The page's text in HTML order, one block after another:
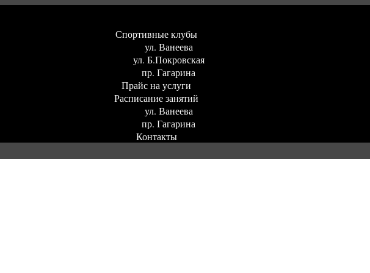
Спортивные клубы
ул. Ванеева
ул. Б.Покровская
пр. Гагарина
Прайс на услуги
Расписание занятий
ул. Ванеева
пр. Гагарина
Контакты